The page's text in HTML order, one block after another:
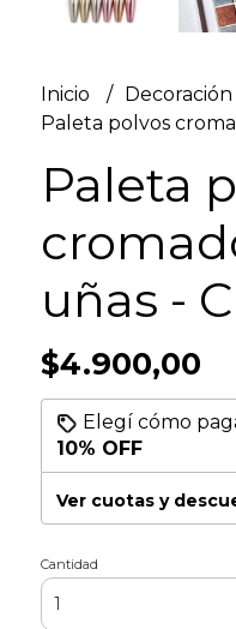
Inicio
Paleta polvos
Paleta
uñas -
$4.900,00
Elegí cómo
10% OFF
Ver cuotas y
Cantidad